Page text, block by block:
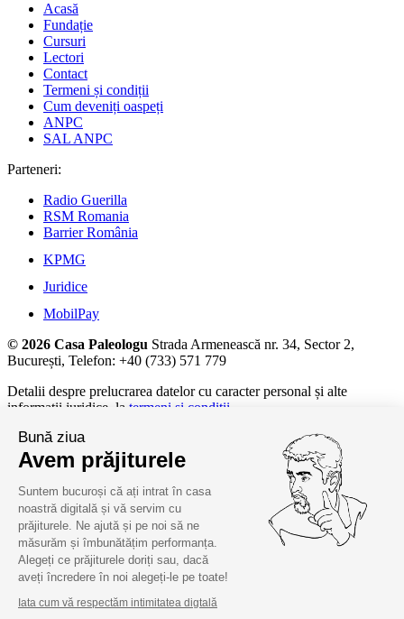
Acasă
Fundație
Cursuri
Lectori
Contact
Termeni și condiții
Cum deveniți oaspeți
ANPC
SAL ANPC
Parteneri:
Radio Guerilla
RSM Romania
Barrier România
KPMG
Juridice
MobilPay
© 2026 Casa Paleologu Strada Armenească nr. 34, Sector 2,
București, Telefon: +40 (733) 571 779
Detalii despre prelucrarea datelor cu caracter personal și alte
informații juridice, la termeni și condiții.
Bună ziua
Avem prăjiturele
Suntem bucuroși că ați intrat în casa
noastră digitală și vă servim cu
prăjiturele. Ne ajută și pe noi să ne
măsurăm și îmbunătățim performanța.
Alegeți ce prăjiturele doriți sau, dacă
aveți încredere în noi alegeți-le pe toate!
Iata cum vă respectăm intimitatea digtală